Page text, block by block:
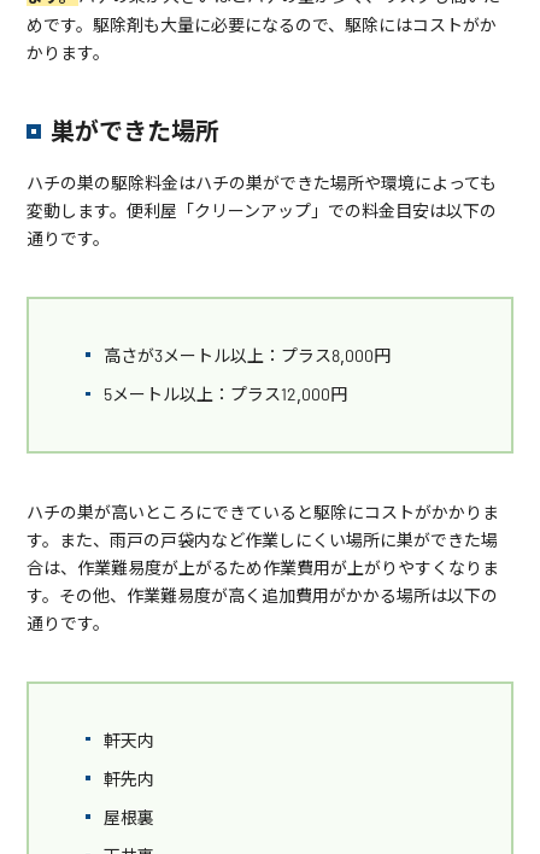
めです。駆除剤も大量に必要になるので、駆除にはコストがか
かります。
巣ができた場所
ハチの巣の駆除料金はハチの巣ができた場所や環境によっても
変動します。便利屋「クリーンアップ」での料金目安は以下の
通りです。
高さが3メートル以上：プラス8,000円
5メートル以上：プラス12,000円
ハチの巣が高いところにできていると駆除にコストがかかりま
す。また、雨戸の戸袋内など作業しにくい場所に巣ができた場
合は、作業難易度が上がるため作業費用が上がりやすくなりま
す。その他、作業難易度が高く追加費用がかかる場所は以下の
通りです。
軒天内
軒先内
屋根裏